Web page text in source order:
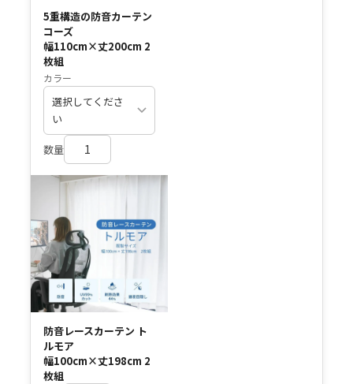
5重構造の防音カーテン
コーズ
幅110cm×丈200cm 2
枚組
カラー
数量
防音レースカーテン ト
ルモア
幅100cm×丈198cm 2
枚組